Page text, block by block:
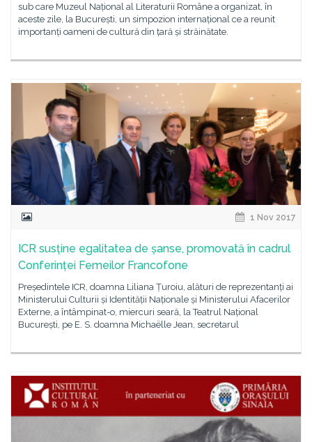
sub care Muzeul Național al Literaturii Române a organizat, în
aceste zile, la București, un simpozion internațional ce a reunit
importanți oameni de cultură din țară și străinătate.
1 Nov 2017
ICR susține egalitatea de șanse, promovată în cadrul
Conferinței Femeilor Francofone
Președintele ICR, doamna Liliana Țuroiu, alături de reprezentanți ai
Ministerului Culturii și Identității Naționale și Ministerului Afacerilor
Externe, a întâmpinat-o, miercuri seară, la Teatrul Național
București, pe E. S. doamna Michaëlle Jean, secretarul